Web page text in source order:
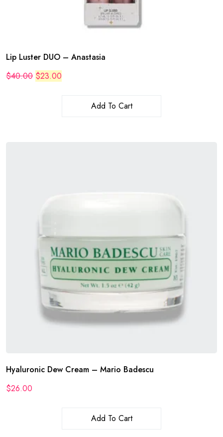
Lip Luster DUO – Anastasia
$40.00 Original
price
$23.00
price
Add To Cart
Hyaluronic Dew Cream – Mario Badescu
$26.00
Add To Cart